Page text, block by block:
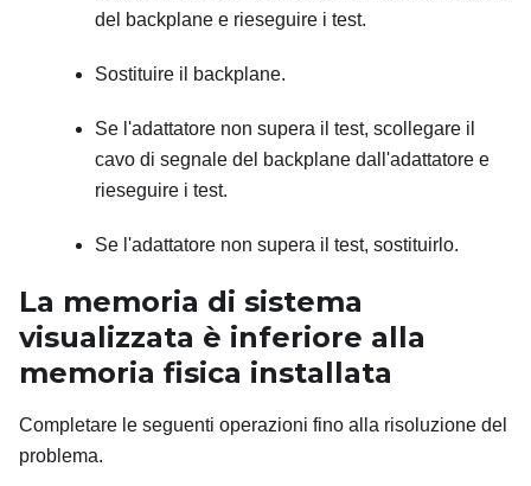
del backplane e rieseguire i test.
Sostituire il backplane.
Se l'adattatore non supera il test, scollegare il
cavo di segnale del backplane dall'adattatore e
rieseguire i test.
Se l'adattatore non supera il test, sostituirlo.
La memoria di sistema
visualizzata è inferiore alla
memoria fisica installata
Completare le seguenti operazioni fino alla risoluzione del
problema.